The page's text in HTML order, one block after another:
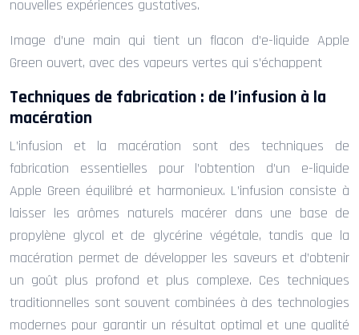
nouvelles expériences gustatives.
Image d’une main qui tient un flacon d’e-liquide Apple
Green ouvert, avec des vapeurs vertes qui s’échappent
Techniques de fabrication : de l’infusion à la
macération
L’infusion et la macération sont des techniques de
fabrication essentielles pour l’obtention d’un e-liquide
Apple Green équilibré et harmonieux. L’infusion consiste à
laisser les arômes naturels macérer dans une base de
propylène glycol et de glycérine végétale, tandis que la
macération permet de développer les saveurs et d’obtenir
un goût plus profond et plus complexe. Ces techniques
traditionnelles sont souvent combinées à des technologies
modernes pour garantir un résultat optimal et une qualité